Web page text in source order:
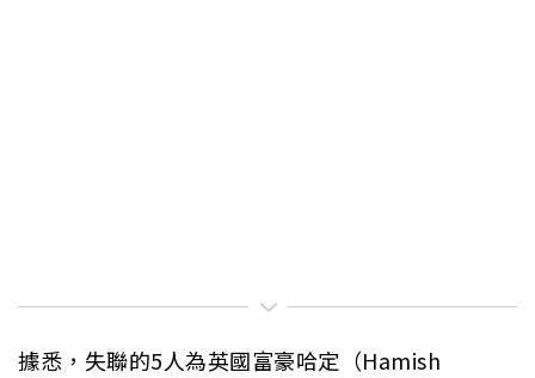
據悉，失聯的5人為英國富豪哈定（Hamish